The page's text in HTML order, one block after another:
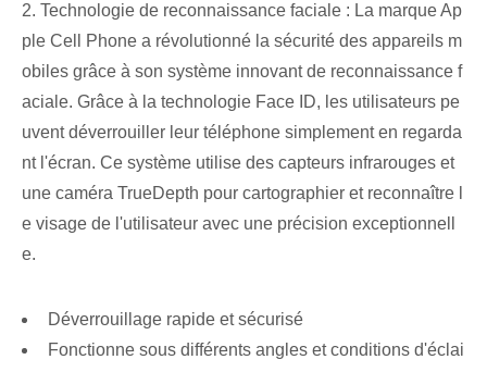
2. Technologie de reconnaissance faciale : La marque Ap
ple Cell Phone a révolutionné la sécurité des appareils m
obiles grâce à son système innovant de reconnaissance f
aciale. Grâce à la technologie Face ID, les utilisateurs pe
uvent déverrouiller leur téléphone simplement en regarda
nt l'écran. Ce système utilise des capteurs infrarouges et
une caméra TrueDepth pour cartographier et reconnaître l
e visage de l'utilisateur avec une précision exceptionnell
e.
Déverrouillage rapide et sécurisé
‌Fonctionne⁤ sous différents angles et conditions d'éclai